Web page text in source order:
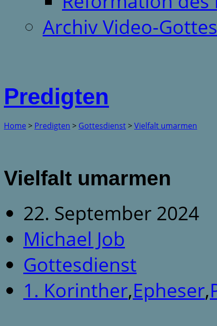
Archiv Video-
Predigten
Home > Predigten > Gottesdienst>Vielfalt umarmen
Vielfalt umarmen
22. September 2024
Michael Job
Gottesdienst
1. Korinther,Epheser,